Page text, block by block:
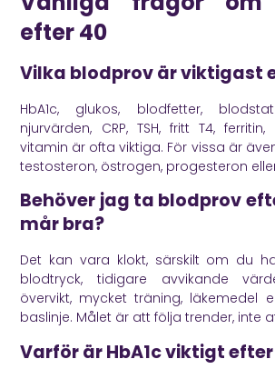
efter 40
Vilka blodprov är viktigast
HbA1c, glukos, blodfetter,
njurvärden, CRP, TSH, fritt T4,
vitamin är ofta viktiga. För vissa är
testosteron, östrogen, progesteron
Behöver jag ta blodprov
mår bra?
Det kan vara klokt, särskilt om du
blodtryck, tidigare avvikande
övervikt, mycket träning, läkemedel
baslinje. Målet är att följa trender, inte
Varför är HbA1c viktigt